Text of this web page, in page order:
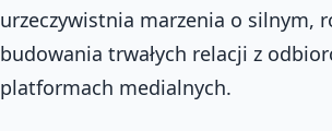
urzeczywistnia marzenia o silnym,
budowania trwałych relacji z
platformach medialnych.